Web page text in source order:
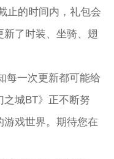
止的时间内，礼包会
了时装、坐骑、翅
每一次更新都可能给
城BT》正不断努
游戏世界。期待您在